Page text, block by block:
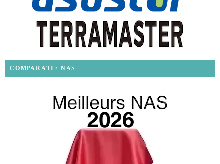
COMPARATIF NAS